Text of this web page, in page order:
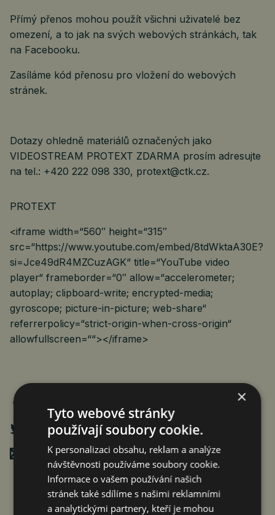
Přímý přenos mohou použít všichni uživatelé bez
omezení, a to jak na svých webových stránkách, tak
na Facebooku.
Zasíláme kód přenosu pro vložení do webových
stránek.
Dotazy ohledně materiálů označených jako
VIDEOSTREAM PROTEXT ZDARMA prosím adresujte
na tel.: +420 222 098 330, protext@ctk.cz.
PROTEXT
<iframe width=“560″ height=“315″
src=“https://www.youtube.com/embed/8tdWktaA30E?
si=Jce49dR4MZCuzAGK“ title=“YouTube video
player“ frameborder=“0″ allow=“accelerometer;
autoplay; clipboard-write; encrypted-media;
gyroscope; picture-in-picture; web-share“
referrerpolicy=“strict-origin-when-cross-origin“
allowfullscreen=““></iframe>
Poslat mailem
×
Tyto webové stránky
používají soubory cookie.
K personalizaci obsahu, reklam a analýze
návštěvnosti používáme soubory cookie.
Informace o vašem používání našich
stránek také sdílíme s našimi reklamními
a analytickými partnery, kteří je mohou